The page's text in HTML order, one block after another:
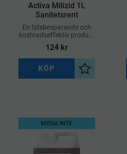
Activa Milizid 1L
Sanitetsrent
En tidsbesparande och
kostnadseffektiv produkt
som även är skonsam
mot miljön
124kr
Lägg till i
KÖP
MISSA INTE